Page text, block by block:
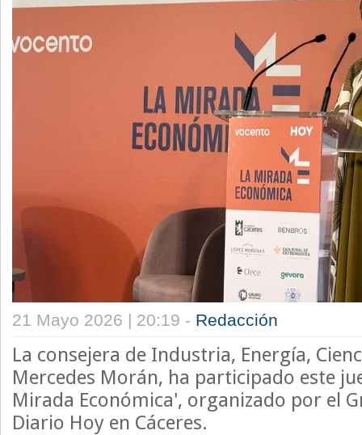
21 Mayo 2026 | 20:19 - Redacción
La consejera de Industria, Energía,
Mercedes Morán, ha participado este
Mirada Económica', organizado por el
Diario Hoy en Cáceres.